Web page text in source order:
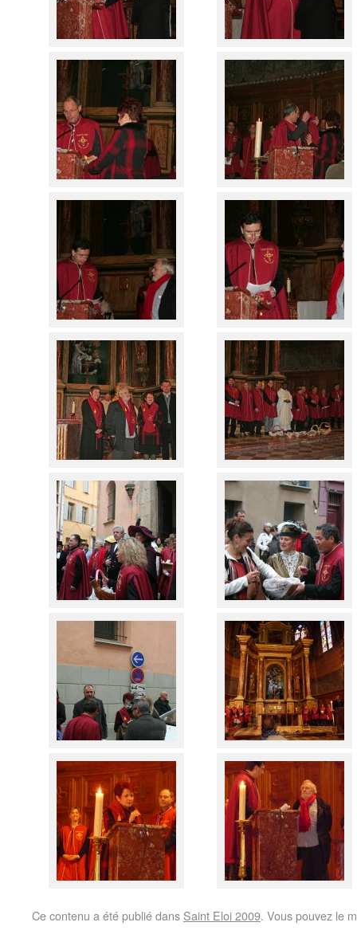
Ce contenu a été publié dans Saint Eloi 2009. Vous pouvez le